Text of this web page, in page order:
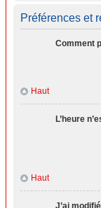
Préférences et
Comment
Haut
L’heure
Haut
J’ai